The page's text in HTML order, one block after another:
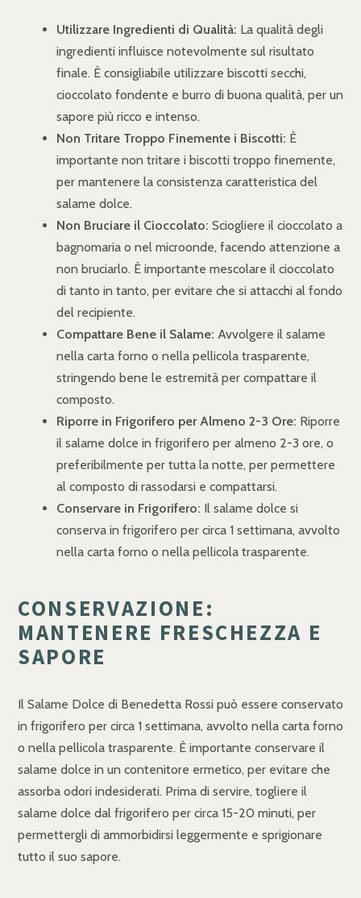
Utilizzare Ingredienti di Qualità: La qualità degli
ingredienti influisce notevolmente sul risultato
finale. È consigliabile utilizzare biscotti secchi,
cioccolato fondente e burro di buona qualità, per un
sapore più ricco e intenso.
Non Tritare Troppo Finemente i Biscotti: È
importante non tritare i biscotti troppo finemente,
per mantenere la consistenza caratteristica del
salame dolce.
Non Bruciare il Cioccolato: Sciogliere il cioccolato a
bagnomaria o nel microonde, facendo attenzione a
non bruciarlo. È importante mescolare il cioccolato
di tanto in tanto, per evitare che si attacchi al fondo
del recipiente.
Compattare Bene il Salame: Avvolgere il salame
nella carta forno o nella pellicola trasparente,
stringendo bene le estremità per compattare il
composto.
Riporre in Frigorifero per Almeno 2-3 Ore: Riporre
il salame dolce in frigorifero per almeno 2-3 ore, o
preferibilmente per tutta la notte, per permettere
al composto di rassodarsi e compattarsi.
Conservare in Frigorifero: Il salame dolce si
conserva in frigorifero per circa 1 settimana, avvolto
nella carta forno o nella pellicola trasparente.
CONSERVAZIONE:
MANTENERE FRESCHEZZA E
SAPORE
Il Salame Dolce di Benedetta Rossi può essere conservato
in frigorifero per circa 1 settimana, avvolto nella carta forno
o nella pellicola trasparente. È importante conservare il
salame dolce in un contenitore ermetico, per evitare che
assorba odori indesiderati. Prima di servire, togliere il
salame dolce dal frigorifero per circa 15-20 minuti, per
permettergli di ammorbidirsi leggermente e sprigionare
tutto il suo sapore.